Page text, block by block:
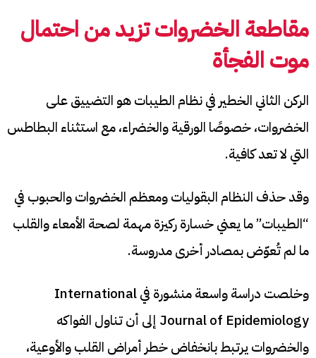
مقاطعة الخضروات تزيد من احتمال
موت الفجأة
الركن الثاني الخطير في نظام الطيبات هو التضييق على
الخضروات، خصوصًا الورقية والخضراء، مع استثناء البطاطس
التي لا تعد كافية.
وقد حذف النظام البقوليات ومعظم الخضروات والحبوب في
“الطيبات” ما يعني خسارة ركيزة مهمة لصحة الأمعاء والقلب
ما لم تُعوّض بمصادر أخرى مدروسة.
وخلصت دراسة واسعة منشورة في International
Journal of Epidemiology إلى أن تناول الفواكه
والخضروات يرتبط بانخفاض خطر أمراض القلب والأوعية،